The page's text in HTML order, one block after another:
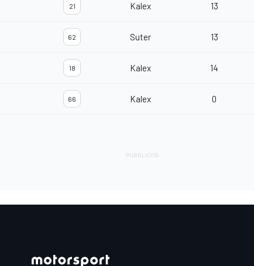
21 Kalex 13
62 Suter 13
18 Kalex 14
66 Kalex 0